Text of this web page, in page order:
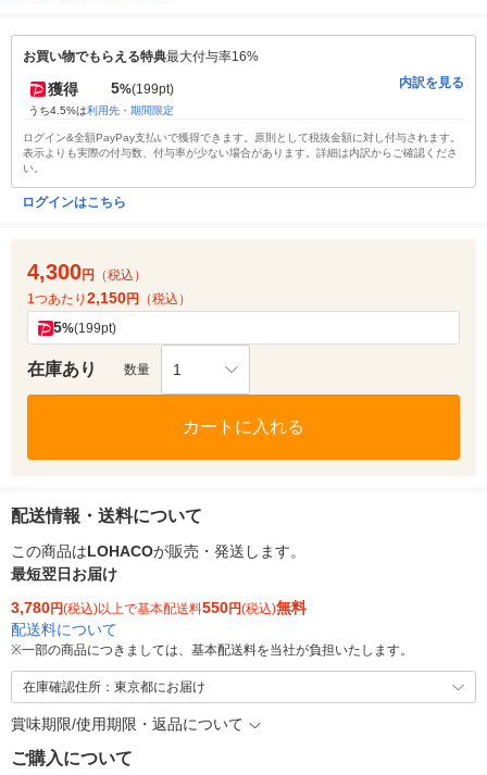
お買い物でもらえる特典最大付与率16%
獲得 5%(199pt)
うち4.5%は利用先・期間限定
内訳を見る
ログイン&全額PayPay支払いで獲得できます。原則として税抜金額に対し付与されます。
表示よりも実際の付与数、付与率が少ない場合があります。詳細は内訳からご確認くださ
い。
ログインはこちら
4,300円
（税込）
1つあたり 2,150円 （税込）
5%(199pt)
在庫あり 数量 1
カートに入れる
配送情報・送料について
この商品はLOHACOが販売・発送します。
最短翌日お届け
3,780円(税込)以上で基本配送料550円(税込)無料
配送料について
※一部の商品につきましては、基本配送料を当社が負担いたします。
在庫確認住所：東京都にお届け
賞味期限/使用期限・返品について
ご購入について